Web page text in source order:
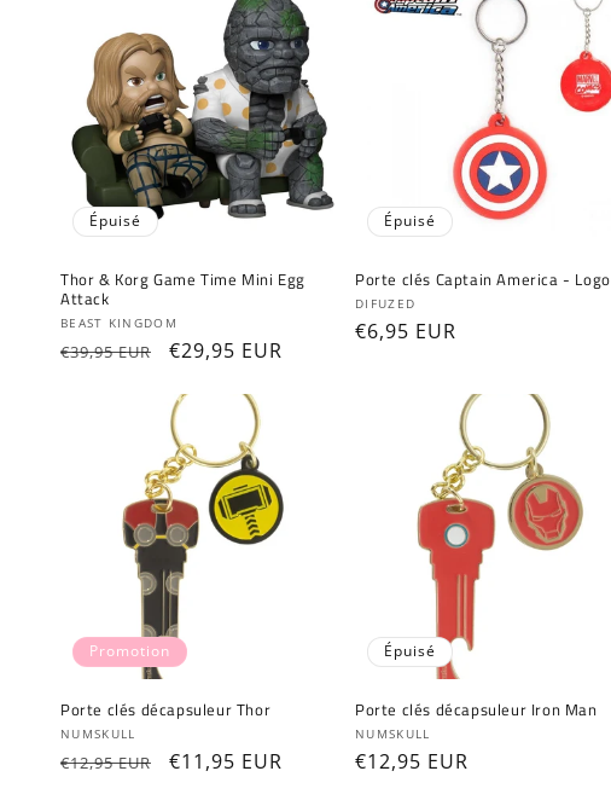
Épuisé
Thor & Korg Game Time Mini Egg
Attack
Fournisseur :
BEAST KINGDOM
Prix
€39,95 EUR
Prix
€29,95 EUR
Épuisé
Porte clés Captain America - Logo
Fournisseur :
DIFUZED
Prix
€6,95 EUR
Promotion
Porte clés décapsuleur Thor
Fournisseur :
NUMSKULL
Prix
€12,95 EUR
Prix
€11,95 EUR
Épuisé
Porte clés décapsuleur Iron Man
Fournisseur :
NUMSKULL
Prix
€12,95 EUR